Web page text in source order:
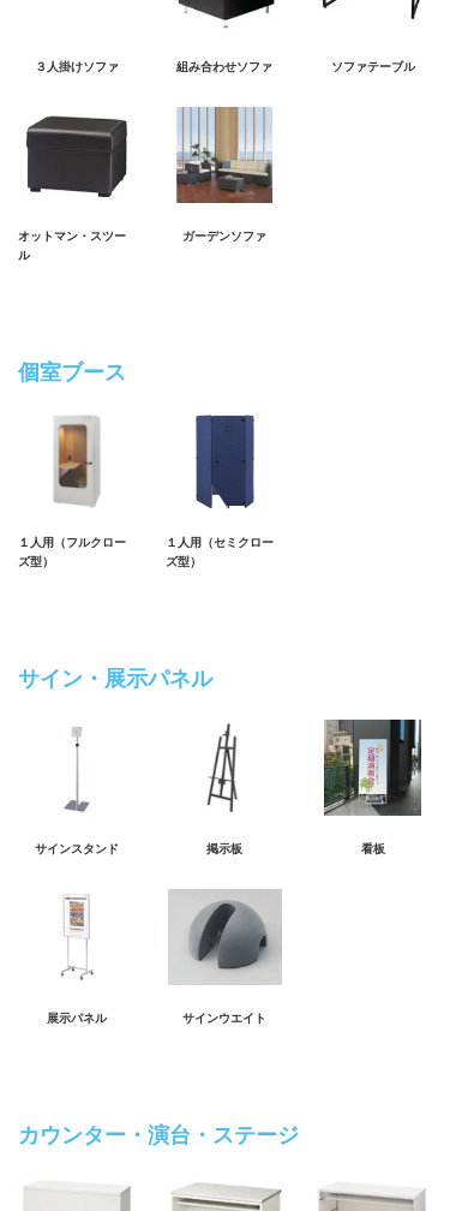
３人掛けソファ 組み合わせソファ ソファテーブル
オットマン・スツー
ル
ガーデンソファ
個室ブース
１人用（フルクロー
ズ型）
１人用（セミクロー
ズ型）
サイン・展示パネル
サインスタンド 掲示板 看板
展示パネル サインウエイト
カウンター・演台・ステージ